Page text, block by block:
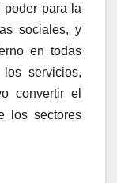
poder para la
sociales, y
en todas
servicios,
convertir el
los sectores